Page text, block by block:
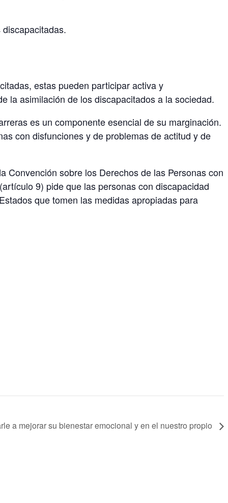
estas pueden participar activa y
la asimilación de los discapacitados a la sociedad.
es un componente esencial de su marginación.
con disfunciones y de problemas de actitud y de
Convención sobre los Derechos de las Personas con
9) pide que las personas con discapacidad
que tomen las medidas apropiadas para
a mejorar su bienestar emocional y en el nuestro propio